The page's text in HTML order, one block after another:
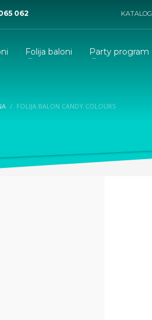
062 KATALOG
Folija baloni Party program
FOLIJA BALON CANDY COLOURS